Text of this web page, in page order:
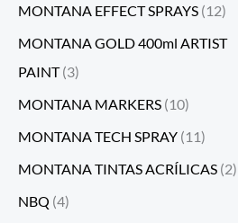
MONTANA EFFECT SPRAYS (12)
MONTANA GOLD 400ml ARTIST
PAINT (3)
MONTANA MARKERS (10)
MONTANA TECH SPRAY (11)
MONTANA TINTAS ACRÍLICAS (2)
NBQ (4)